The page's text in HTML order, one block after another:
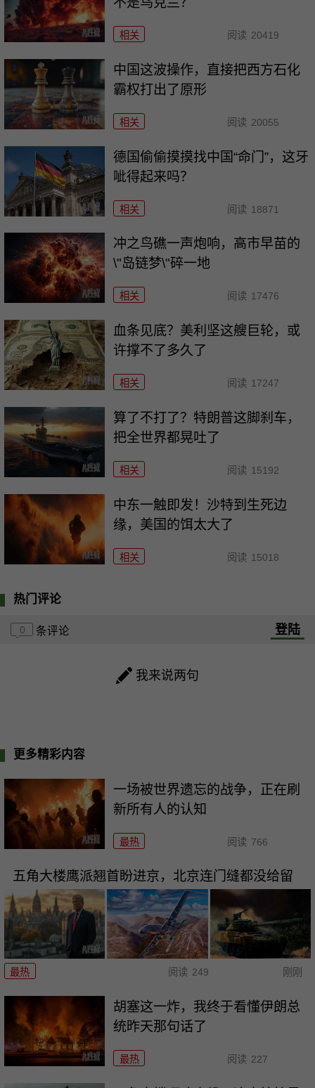
相关 阅读 20419
中国这波操作，直接把西方石化
霸权打出了原形
相关 阅读 20055
德国偷偷摸摸找中国“命门”，这牙
呲得起来吗？
相关 阅读 18871
冲之鸟礁一声炮响，高市早苗的
\"岛链梦\"碎一地
相关 阅读 17476
血条见底？美利坚这艘巨轮，或
许撑不了多久了
相关 阅读 17247
算了不打了？特朗普这脚刹车，
把全世界都晃吐了
相关 阅读 15192
中东一触即发！沙特到生死边
缘，美国的饵太大了
相关 阅读 15018
热门评论
0 条评论 登陆
我来说两句
更多精彩内容
一场被世界遗忘的战争，正在刷
新所有人的认知
最热 阅读 766
五角大楼鹰派翘首盼进京，北京连门缝都没给留
最热 阅读 249 刚刚
胡塞这一炸，我终于看懂伊朗总
统昨天那句话了
最热 阅读 227